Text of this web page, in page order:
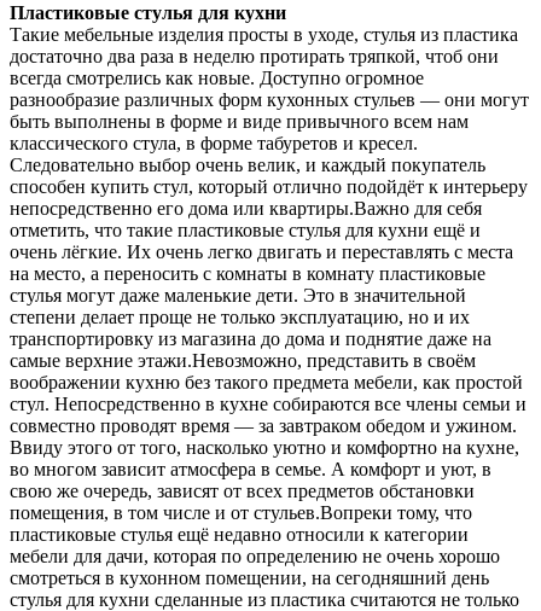
Пластиковые стулья для кухни
Такие мебельные изделия просты в уходе, стулья из пластика
достаточно два раза в неделю протирать тряпкой, чтоб они
всегда смотрелись как новые. Доступно огромное
разнообразие различных форм кухонных стульев — они могут
быть выполнены в форме и виде привычного всем нам
классического стула, в форме табуретов и кресел.
Следовательно выбор очень велик, и каждый покупатель
способен купить стул, который отлично подойдёт к интерьеру
непосредственно его дома или квартиры.Важно для себя
отметить, что такие пластиковые стулья для кухни ещё и
очень лёгкие. Их очень легко двигать и переставлять с места
на место, а переносить с комнаты в комнату пластиковые
стулья могут даже маленькие дети. Это в значительной
степени делает проще не только эксплуатацию, но и их
транспортировку из магазина до дома и поднятие даже на
самые верхние этажи.Невозможно, представить в своём
воображении кухню без такого предмета мебели, как простой
стул. Непосредственно в кухне собираются все члены семьи и
совместно проводят время — за завтраком обедом и ужином.
Ввиду этого от того, насколько уютно и комфортно на кухне,
во многом зависит атмосфера в семье. А комфорт и уют, в
свою же очередь, зависят от всех предметов обстановки
помещения, в том числе и от стульев.Вопреки тому, что
пластиковые стулья ещё недавно относили к категории
мебели для дачи, которая по определению не очень хорошо
смотреться в кухонном помещении, на сегодняшний день
стулья для кухни сделанные из пластика считаются не только